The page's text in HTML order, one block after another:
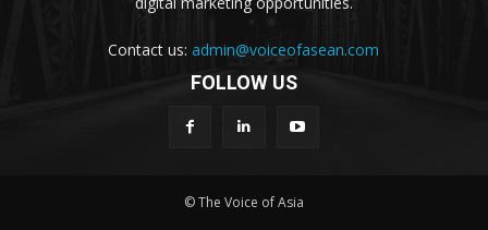
Contact us:admin@voiceofasean.com
FOLLOW US
© The Voice of Asia